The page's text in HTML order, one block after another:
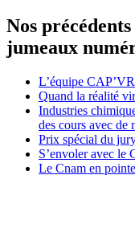
Nos
jumeaux
L’équipe
Quand la réalité
Industries
des cours avec de
Prix spécial du
S’envoler avec le
Le Cnam en